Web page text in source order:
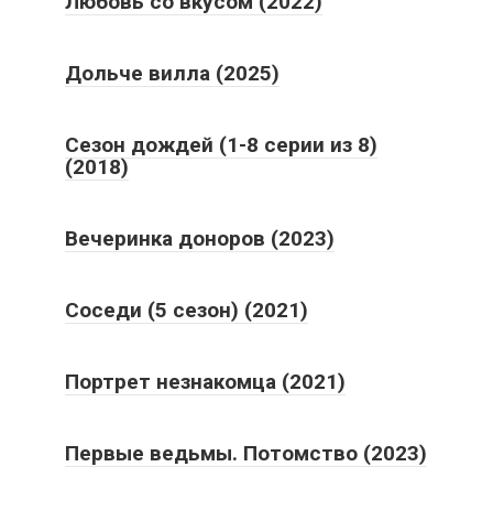
Дольче вилла (2025)
Сезон дождей (1-8 серии из 8)
(2018)
Вечеринка доноров (2023)
Соседи (5 сезон) (2021)
Портрет незнакомца (2021)
Первые ведьмы. Потомство (2023)